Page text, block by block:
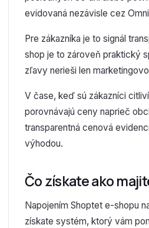
evidovaná nezávisle cez
Pre zákazníka je to signál
shop je to zároveň praktický
zľavy nerieši len
V čase, keď sú zákazníci
porovnávajú ceny naprieč
transparentná cenová
výhodou.
Čo získate ako
Napojením Shoptet e-shopu
získate systém, ktorý vám